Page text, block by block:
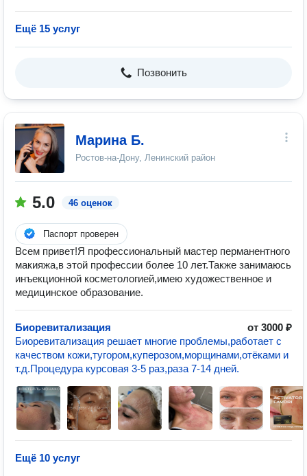
Ещё 15 услуг
Позвонить
Марина Б.
Ростов-на-Дону, Ленинский район
5.0 46 оценок
Паспорт проверен
Всем привет!Я профессиональный мастер перманентного
макияжа,в этой профессии более 10 лет.Также занимаюсь
инъекционной косметологией,имею художественное и
медицинское образование.
Биоревитализация
от 3000 ₽
Биоревитализация решает многие проблемы,работает с
качеством кожи,тугором,куперозом,морщинами,отёками и
т.д.Процедура курсовая 3-5 раз,раза 7-14 дней.
Ещё 10 услуг